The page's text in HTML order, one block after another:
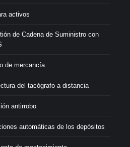
activos
de Cadena de Suministro con
de mercancía
del tacógrafo a distancia
antirrobo
automáticas de los depósitos